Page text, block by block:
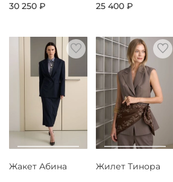
30 250 ₽
25 400 ₽
Жакет Абина Жилет Тинора